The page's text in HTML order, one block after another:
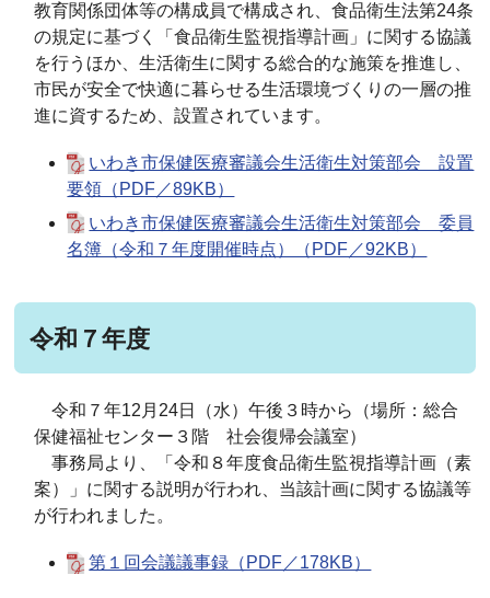
教育関係団体等の構成員で構成され、食品衛生法第24条
の規定に基づく「食品衛生監視指導計画」に関する協議
を行うほか、生活衛生に関する総合的な施策を推進し、
市民が安全で快適に暮らせる生活環境づくりの一層の推
進に資するため、設置されています。
いわき市保健医療審議会生活衛生対策部会 設置
要領（PDF／89KB）
いわき市保健医療審議会生活衛生対策部会 委員
名簿（令和７年度開催時点）（PDF／92KB）
令和７年度
令和７年12月24日（水）午後３時から（場所：総合
保健福祉センター３階 社会復帰会議室）
事務局より、「令和８年度食品衛生監視指導計画（素
案）」に関する説明が行われ、当該計画に関する協議等
が行われました。
第１回会議議事録（PDF／178KB）